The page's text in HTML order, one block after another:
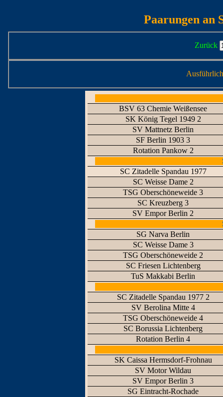
Paarungen an
Zurück
BSV 63 Chemie Weißensee
SK König Tegel 1949 2
SV Mattnetz Berlin
SF Berlin 1903 3
Rotation Pankow 2
SC Zitadelle Spandau 1977
SC Weisse Dame 2
TSG Oberschöneweide 3
SC Kreuzberg 3
SV Empor Berlin 2
SG Narva Berlin
SC Weisse Dame 3
TSG Oberschöneweide 2
SC Friesen Lichtenberg
TuS Makkabi Berlin
SC Zitadelle Spandau 1977 2
SV Berolina Mitte 4
TSG Oberschöneweide 4
SC Borussia Lichtenberg
Rotation Berlin 4
SK Caissa Hermsdorf-Frohnau
SV Motor Wildau
SV Empor Berlin 3
SG Eintracht-Rochade